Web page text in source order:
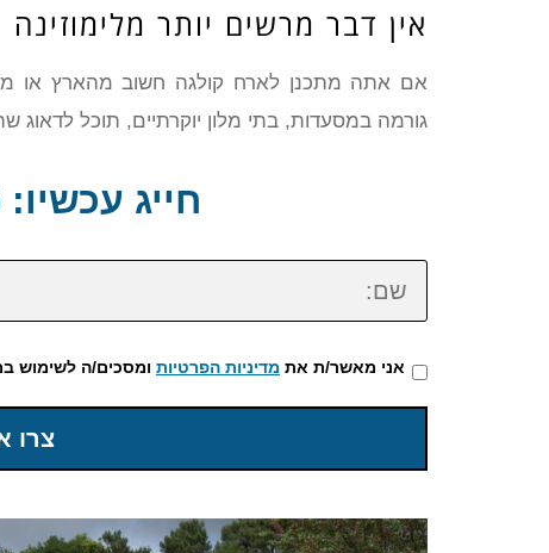
אין דבר מרשים יותר מלימוזינה
גורמה במסעדות, בתי מלון יוקרתיים, תוכל לדאוג
חייג עכשיו: 072-3922-475
שם:
אני מאשר/ת את מדיניות הפרטיות ומסכים/ה לשימוש
צרו